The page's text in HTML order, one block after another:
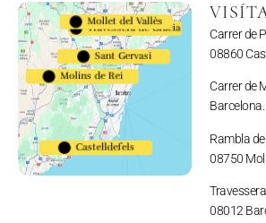
Travessera de Gràcia
Castelldefels
Sant Gervasi
Molins de Rei
Mollet del Vallès
Carrer de
08860
Carrer de
Barcelona.
Rambla
08750
08012